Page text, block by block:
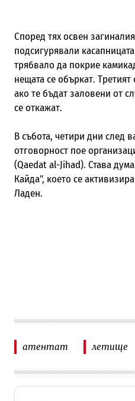
Според тях освен
подсигурявали
трябвало да покрие
нещата се объркат.
ако те бъдат заловени от
се откажат.
В събота, четири дни след
отговорност пое
(Qaedat al-Jihad). Става
Кайда", което се
Ладен.
атентат летище